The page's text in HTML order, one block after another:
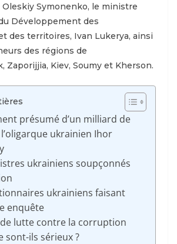
Symonenko, le ministre
Développement des
des territoires, Ivan Lukerya, ainsi
des régions de
Zaporijjia, Kiev, Soumy et Kherson.
présumé d’un milliard de
ukrainien Ihor
ukrainiens soupçonnés
ukrainiens faisant
enquête
lutte contre la corruption
sont-ils sérieux ?